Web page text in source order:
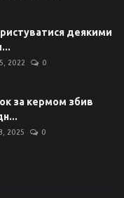
деякими
2022 0
за кермом збив
2025 0